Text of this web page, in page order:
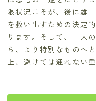
限状況こそが、後に雄
を救い出すための決定
ります。そして、二人
ら、より特別なものへ
上、避けては通れない